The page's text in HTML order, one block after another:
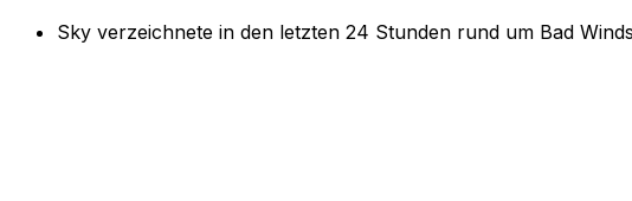
Sky verzeichnete in den letzten 24 Stunden rund um Bad